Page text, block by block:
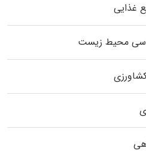
غذایی
محیط زیست